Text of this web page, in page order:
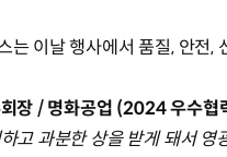
는 이날 행사에서 품질, 안전
장 / 명화공업 (2024 우수협
고 과분한 상을 받게 돼서